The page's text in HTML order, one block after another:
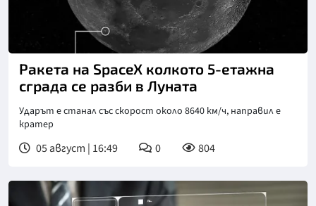
Ракета на SpaceX колкото 5-етажна
сграда се разби в Луната
Ударът е станал със скорост около 8640 км/ч, направил е
кратер
05 август | 16:49 0 804